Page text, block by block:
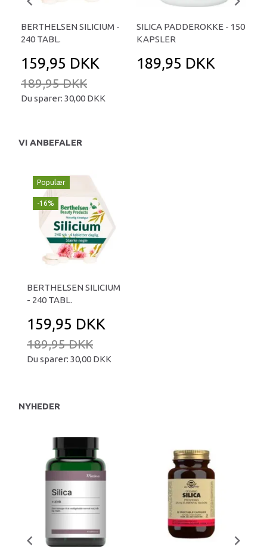
BERTHELSEN SILICIUM -
240 TABL.
159,95 DKK
189,95 DKK
Du sparer: 30,00 DKK
SILICA PADDEROKKE - 150
KAPSLER
189,95 DKK
VI ANBEFALER
Populær
-16%
BERTHELSEN SILICIUM
- 240 TABL.
159,95 DKK
189,95 DKK
Du sparer: 30,00 DKK
NYHEDER